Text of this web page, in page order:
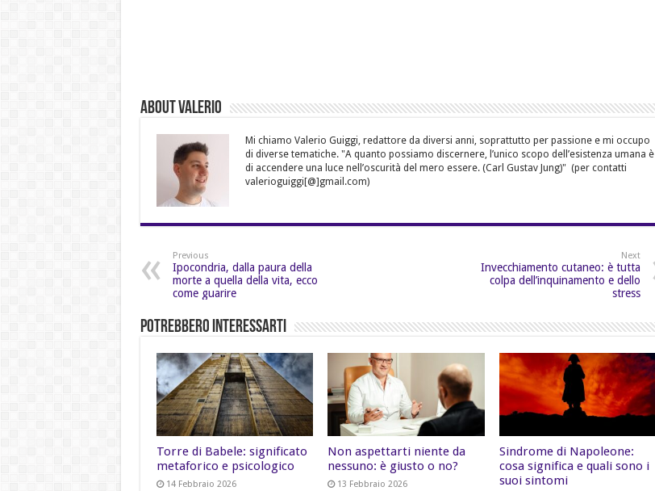
About Valerio
Mi chiamo Valerio Guiggi, redattore da diversi anni, soprattutto per passione e mi occupo
di diverse tematiche. "A quanto possiamo discernere, l’unico scopo dell’esistenza umana è
di accendere una luce nell’oscurità del mero essere. (Carl Gustav Jung)" (per contatti
valerioguiggi[@]gmail.com)
Previous
Ipocondria, dalla paura della
morte a quella della vita, ecco
come guarire
Next
Invecchiamento cutaneo: è tutta
colpa dell’inquinamento e dello
stress
Potrebbero Interessarti
Torre di Babele: significato
metaforico e psicologico
14 Febbraio 2026
Non aspettarti niente da
nessuno: è giusto o no?
13 Febbraio 2026
Sindrome di Napoleone:
cosa significa e quali sono i
suoi sintomi